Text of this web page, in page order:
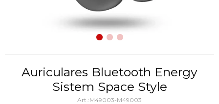
Auriculares Bluetooth Energy
Sistem Space Style
M49003-M49003